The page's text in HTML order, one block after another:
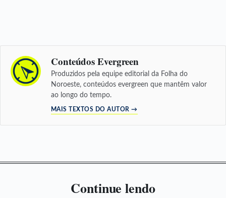
Conteúdos Evergreen
Produzidos pela equipe editorial da Folha do
Noroeste, conteúdos evergreen que mantêm valor
ao longo do tempo.
MAIS TEXTOS DO AUTOR →
Continue lendo